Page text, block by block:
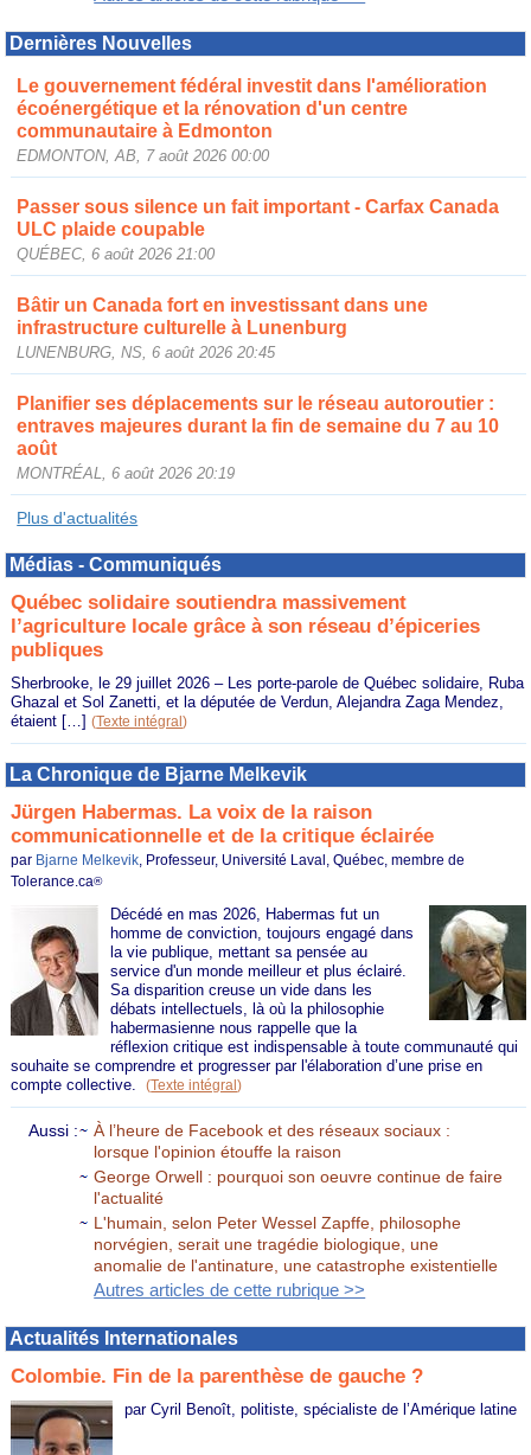
Dernières Nouvelles
Le gouvernement fédéral investit dans l'amélioration
écoénergétique et la rénovation d'un centre
communautaire à Edmonton
EDMONTON, AB, 7 août 2026 00:00
Passer sous silence un fait important - Carfax Canada
ULC plaide coupable
QUÉBEC, 6 août 2026 21:00
Bâtir un Canada fort en investissant dans une
infrastructure culturelle à Lunenburg
LUNENBURG, NS, 6 août 2026 20:45
Planifier ses déplacements sur le réseau autoroutier :
entraves majeures durant la fin de semaine du 7 au 10
août
MONTRÉAL, 6 août 2026 20:19
Plus d'actualités
Médias - Communiqués
Québec solidaire soutiendra massivement
l’agriculture locale grâce à son réseau d’épiceries
publiques
Sherbrooke, le 29 juillet 2026 – Les porte-parole de Québec solidaire, Ruba
Ghazal et Sol Zanetti, et la députée de Verdun, Alejandra Zaga Mendez,
étaient […](Texte intégral)
La Chronique de Bjarne Melkevik
Jürgen Habermas. La voix de la raison
communicationnelle et de la critique éclairée
par Bjarne Melkevik, Professeur, Université Laval, Québec, membre de
Tolerance.ca®
Décédé en mas 2026, Habermas fut un
homme de conviction, toujours engagé dans
la vie publique, mettant sa pensée au
service d'un monde meilleur et plus éclairé.
Sa disparition creuse un vide dans les
débats intellectuels, là où la philosophie
habermasienne nous rappelle que la
réflexion critique est indispensable à toute communauté qui
souhaite se comprendre et progresser par l'élaboration d’une prise en
compte collective.(Texte intégral)
Aussi : À l’heure de Facebook et des réseaux sociaux :
lorsque l'opinion étouffe la raison
George Orwell : pourquoi son oeuvre continue de faire
l'actualité
L'humain, selon Peter Wessel Zapffe, philosophe
norvégien, serait une tragédie biologique, une
anomalie de l'antinature, une catastrophe existentielle
Autres articles de cette rubrique >>
Actualités Internationales
Colombie. Fin de la parenthèse de gauche ?
par Cyril Benoît, politiste, spécialiste de l’Amérique latine